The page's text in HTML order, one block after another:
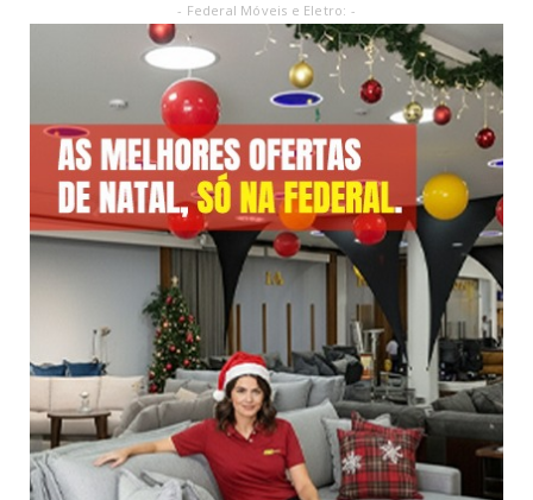
- Federal Móveis e Eletro: -